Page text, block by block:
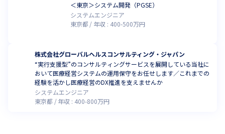
今後もより一層社員の意見を募り、社内制度の充実化を目指して
＜東京＞システム開発（PGSE）
システムエンジニア
東京都
年収 : 400-500万円
株式会社グローバルヘルスコンサルティング・ジャパン
“実行支援型”のコンサルティングサービスを展開している当社に
おいて医療経営システムの運用保守をお任せします／これまでの
経験を活かし医療経営のDX推進を支えませんか
システムエンジニア
東京都
年収 : 400-800万円